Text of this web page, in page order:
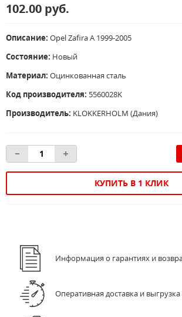
102.00 руб.
Описание: Opel Zafira A 1999-2005
Состояние: Новый
Материал: Оцинкованная сталь
Код производителя: 5560028K
Производитель: KLOKKERHOLM (Дания)
КУПИТЬ В 1 КЛИК
Информация о гарантиях и
Оперативная доставка и